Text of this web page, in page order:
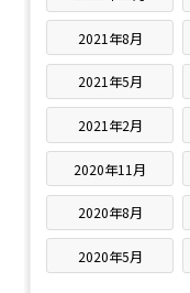
2021年8月
2021年5月
2021年2月
2020年11月
2020年8月
2020年5月